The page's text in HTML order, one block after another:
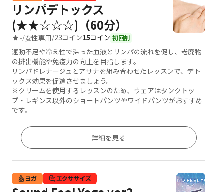
リンパデトックス
(★★☆☆☆)（60分）
-/女性専用/23コイン15コイン 初回割
運動不足や冷え性で滞った血液とリンパの流れを促し、老廃物
の排出機能や免疫力の向上を目指します。
リンパドレナージュとアサナを組み合わせたレッスンで、デト
ックス効果を促進させましょう。
※クリームを使用するレッスンのため、ウェアはタンクトッ
プ・レギンス以外のショートパンツやワイドパンツがおすすめ
です。
詳細を見る
ヨガ エクササイズ